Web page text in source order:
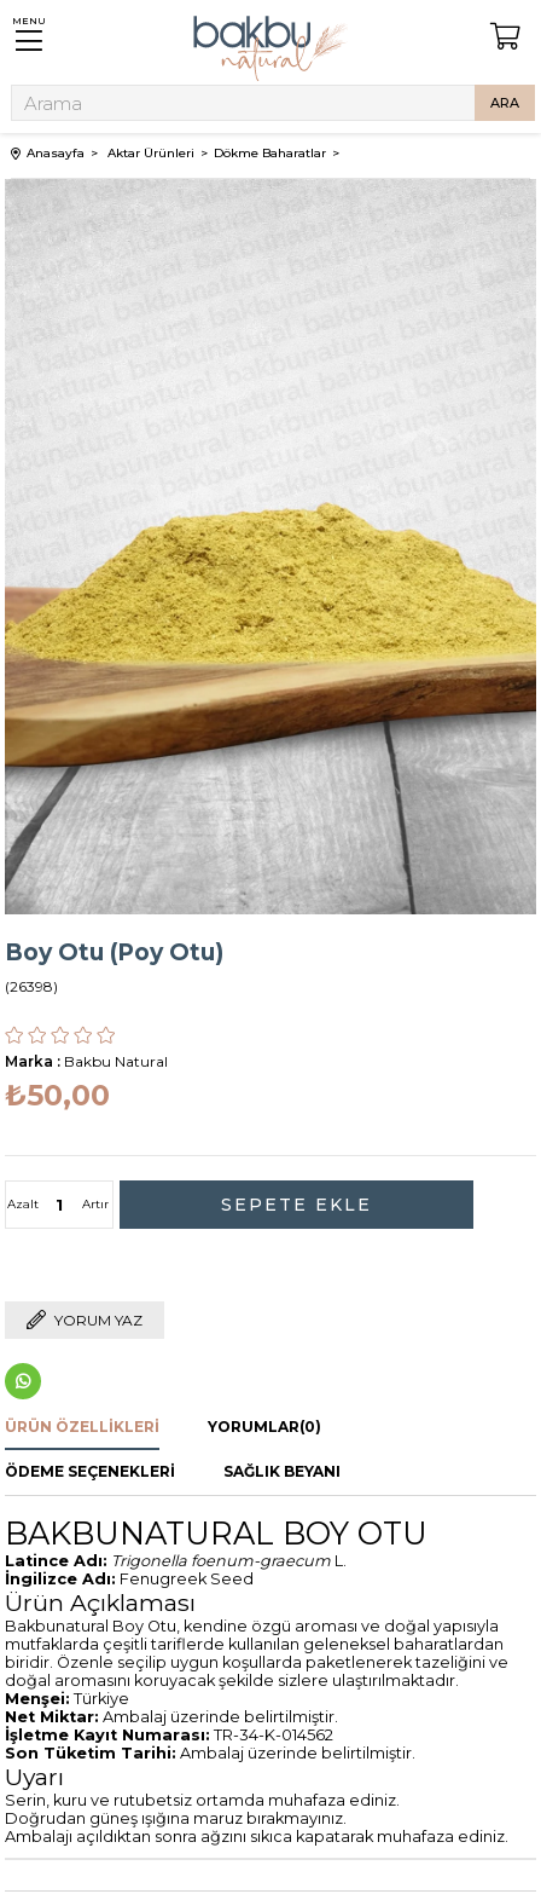
MENU
Anasayfa Aktar Ürünleri Dökme Baharatlar
Boy Otu (Poy Otu)
(26398)
Marka : Bakbu Natural
₺50,00
Artır
Azalt
YORUM YAZ
ÜRÜN ÖZELLIKLERI YORUMLAR(0)
ÖDEME SEÇENEKLERI SAĞLIK BEYANI
BAKBUNATURAL BOY OTU
Latince Adı: Trigonella foenum-graecum L.
İngilizce Adı: Fenugreek Seed
Ürün Açıklaması
Bakbunatural Boy Otu, kendine özgü aroması ve doğal yapısıyla
mutfaklarda çeşitli tariflerde kullanılan geleneksel baharatlardan
biridir. Özenle seçilip uygun koşullarda paketlenerek tazeliğini ve
doğal aromasını koruyacak şekilde sizlere ulaştırılmaktadır.
Menşei: Türkiye
Net Miktar: Ambalaj üzerinde belirtilmiştir.
İşletme Kayıt Numarası: TR-34-K-014562
Son Tüketim Tarihi: Ambalaj üzerinde belirtilmiştir.
Uyarı
Serin, kuru ve rutubetsiz ortamda muhafaza ediniz.
Doğrudan güneş ışığına maruz bırakmayınız.
Ambalajı açıldıktan sonra ağzını sıkıca kapatarak muhafaza ediniz.